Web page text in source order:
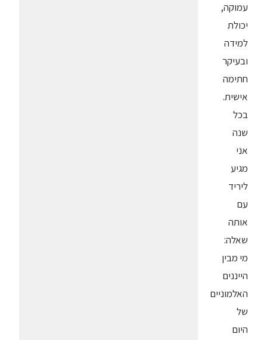
עמוקה,
יכולת
למידה
ובעיקר
חתימה
אישית.
בכל
שנה
אני
מגיע
ליריד
עם
אותה
שאלה:
מי מבין
הייננים
האלמוניים
של
היום